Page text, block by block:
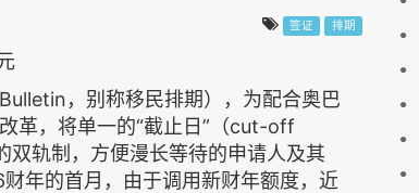
签证 排期
，别称移民排期），为配合奥巴
革，将单一的“截止日”（cut-off
双轨制，方便漫长等待的申请人及其
年的首月，由于调用新财年额度，近